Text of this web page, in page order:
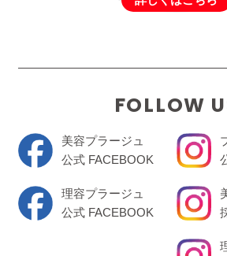
FOLLOW
美容プラージュ
公式 FACEBOOK
理容プラージュ
公式 FACEBOOK